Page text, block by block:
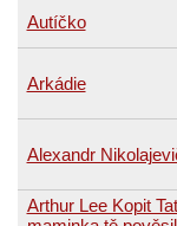
Autíčko
Arkádie
Alexandr
Arthur Lee Kopit